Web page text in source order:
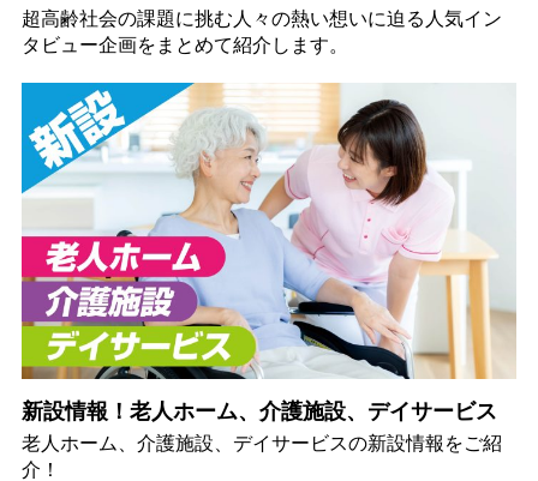
超高齢社会の課題に挑む人々の熱い想いに迫る人気イン
タビュー企画をまとめて紹介します。
新設情報！老人ホーム、介護施設、デイサービス
老人ホーム、介護施設、デイサービスの新設情報をご紹
介！